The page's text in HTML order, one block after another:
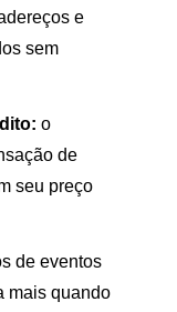
e
sem
o
de
seu preço
de eventos
mais quando